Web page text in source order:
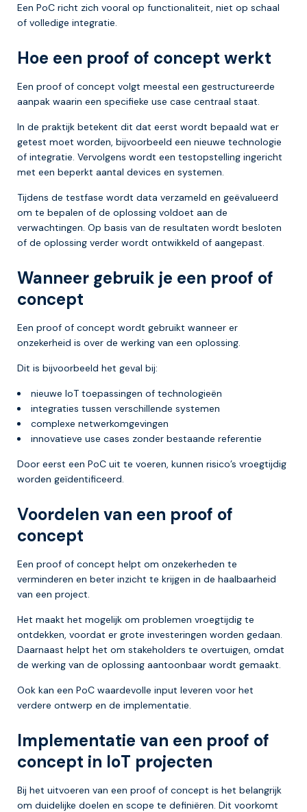
Een PoC richt zich vooral op functionaliteit, niet op schaal
of volledige integratie.
Hoe een proof of concept werkt
Een proof of concept volgt meestal een gestructureerde
aanpak waarin een specifieke use case centraal staat.
In de praktijk betekent dit dat eerst wordt bepaald wat er
getest moet worden, bijvoorbeeld een nieuwe technologie
of integratie. Vervolgens wordt een testopstelling ingericht
met een beperkt aantal devices en systemen.
Tijdens de testfase wordt data verzameld en geëvalueerd
om te bepalen of de oplossing voldoet aan de
verwachtingen. Op basis van de resultaten wordt besloten
of de oplossing verder wordt ontwikkeld of aangepast.
Wanneer gebruik je een proof of
concept
Een proof of concept wordt gebruikt wanneer er
onzekerheid is over de werking van een oplossing.
Dit is bijvoorbeeld het geval bij:
nieuwe IoT toepassingen of technologieën
integraties tussen verschillende systemen
complexe netwerkomgevingen
innovatieve use cases zonder bestaande referentie
Door eerst een PoC uit te voeren, kunnen risico’s vroegtijdig
worden geïdentificeerd.
Voordelen van een proof of
concept
Een proof of concept helpt om onzekerheden te
verminderen en beter inzicht te krijgen in de haalbaarheid
van een project.
Het maakt het mogelijk om problemen vroegtijdig te
ontdekken, voordat er grote investeringen worden gedaan.
Daarnaast helpt het om stakeholders te overtuigen, omdat
de werking van de oplossing aantoonbaar wordt gemaakt.
Ook kan een PoC waardevolle input leveren voor het
verdere ontwerp en de implementatie.
Implementatie van een proof of
concept in IoT projecten
Bij het uitvoeren van een proof of concept is het belangrijk
om duidelijke doelen en scope te definiëren. Dit voorkomt